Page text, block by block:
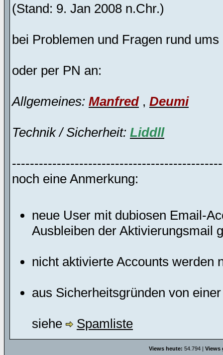
(Stand: 9. Jan 2008 n.Chr.)
bei Problemen und Fragen rund ums
oder per PN an:
Allgemeines: Manfred, Deumi
Technik / Sicherheit: Liddll
noch eine Anmerkung:
neue User mit dubiosen Email-
Ausbleiben der Aktivierungsmail
nicht aktivierte Accounts werden
aus Sicherheitsgründen von
siehe Spamliste
Views heute: 54.794 | Views